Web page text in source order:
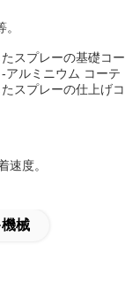
スプレーの基礎コー
アルミニウム コーテ
スプレーの仕上げコ
速度。
械